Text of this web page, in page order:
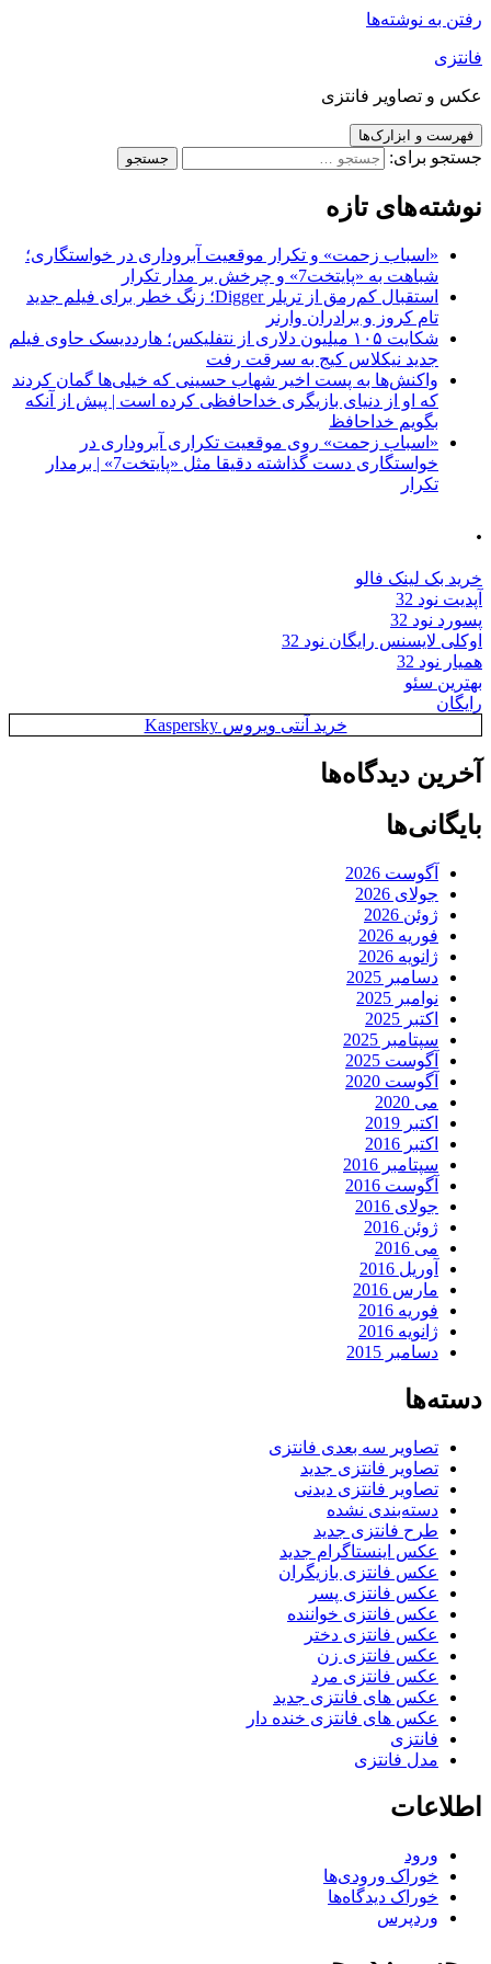
رفتن به نوشته‌ها
فانتزی
عکس و تصاویر فانتزی
فهرست و ابزارک‌ها
جستجو برای:
نوشته‌های تازه
«اسباب زحمت» و تکرار موقعیت آبروداری در خواستگاری؛
شباهت به «پایتخت7» و چرخش بر مدار تکرار
استقبال کم‌رمق از تریلر Digger؛ زنگ خطر برای فیلم جدید
تام کروز و برادران وارنر
شکایت ۱۰۵ میلیون دلاری از نتفلیکس؛ هارددیسک حاوی فیلم
جدید نیکلاس کیج به سرقت رفت
واکنش‌ها به پست اخیر شهاب حسینی که خیلی‌ها گمان کردند
که او از دنیای بازیگری خداحافظی کرده است | پیش از آنکه
بگویم خداحافظ
«اسباب زحمت» روی موقعیت تکراری آبروداری در
خواستگاری دست گذاشته دقیقا مثل «پایتخت7» | برمدار
تکرار
.
خرید بک لینک فالو
آپدیت نود 32
پسورد نود 32
اوکلی لایسنس رایگان نود 32
همیار نود 32
بهترین سئو
رایگان
خرید آنتی ویروس Kaspersky
آخرین دیدگاه‌ها
بایگانی‌ها
آگوست 2026
جولای 2026
ژوئن 2026
فوریه 2026
ژانویه 2026
دسامبر 2025
نوامبر 2025
اکتبر 2025
سپتامبر 2025
آگوست 2025
آگوست 2020
می 2020
اکتبر 2019
اکتبر 2016
سپتامبر 2016
آگوست 2016
جولای 2016
ژوئن 2016
می 2016
آوریل 2016
مارس 2016
فوریه 2016
ژانویه 2016
دسامبر 2015
دسته‌ها
تصاویر سه بعدی فانتزی
تصاویر فانتزی جدید
تصاویر فانتزی دیدنی
دسته‌بندی نشده
طرح فانتزی جدید
عکس اینستاگرام جدید
عکس فانتزی بازیگران
عکس فانتزی پسر
عکس فانتزی خواننده
عکس فانتزی دختر
عکس فانتزی زن
عکس فانتزی مرد
عکس های فانتزی جدید
عکس های فانتزی خنده دار
فانتزی
مدل فانتزی
اطلاعات
ورود
خوراک ورودی‌ها
خوراک دیدگاه‌ها
وردپرس